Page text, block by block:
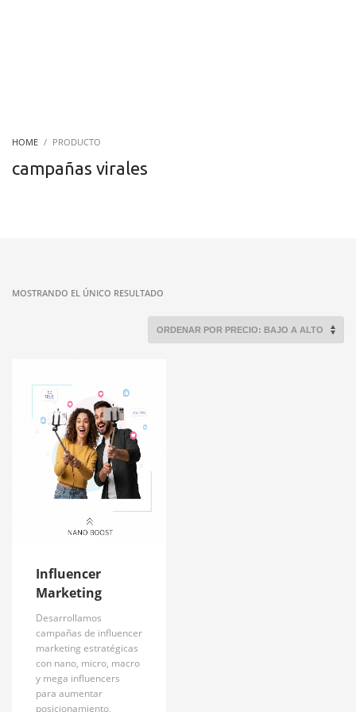
HOME PRODUCTO
campañas virales
MOSTRANDO EL ÚNICO RESULTADO
Influencer
Marketing
Desarrollamos
campañas de influencer
marketing estratégicas
con nano, micro, macro
y mega influencers
para aumentar
posicionamiento,